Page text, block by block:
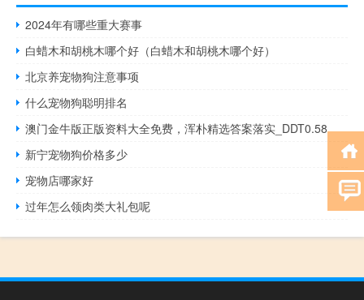
2024年有哪些重大赛事
白蜡木和胡桃木哪个好（白蜡木和胡桃木哪个好）
北京养宠物狗注意事项
什么宠物狗聪明排名
澳门金牛版正版资料大全免费，浑朴精选答案落实_DDT0.58
新宁宠物狗价格多少
宠物店哪家好
过年怎么领肉类大礼包呢